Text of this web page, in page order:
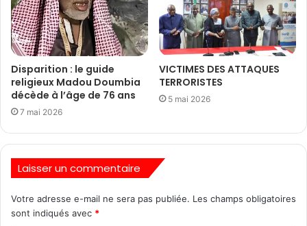
Disparition : le guide
religieux Madou Doumbia
décède à l’âge de 76 ans
7 mai 2026
VICTIMES DES ATTAQUES
TERRORISTES
5 mai 2026
Laisser un commentaire
Votre adresse e-mail ne sera pas publiée. Les champs obligatoires
sont indiqués avec *